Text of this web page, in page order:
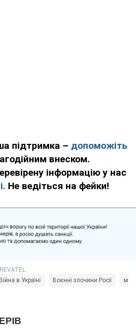
підтримка – допоможіть
внеском.
інформацію у нас
Не ведіться на фейки!
Війна в Україні Воєнні злочини Росії